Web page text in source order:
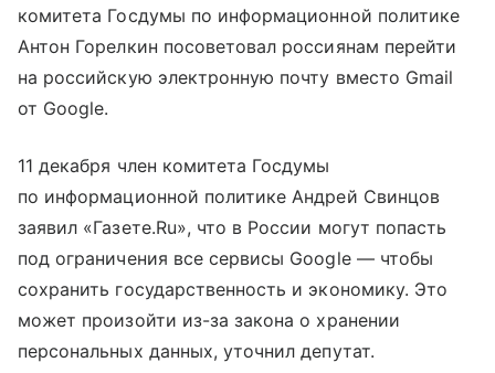
комитета Госдумы по информационной политике
Антон Горелкин посоветовал россиянам перейти
на российскую электронную почту вместо Gmail
от Google.
11 декабря член комитета Госдумы
по информационной политике Андрей Свинцов
заявил «Газете.Ru», что в России могут попасть
под ограничения все сервисы Google — чтобы
сохранить государственность и экономику. Это
может произойти из-за закона о хранении
персональных данных, уточнил депутат.